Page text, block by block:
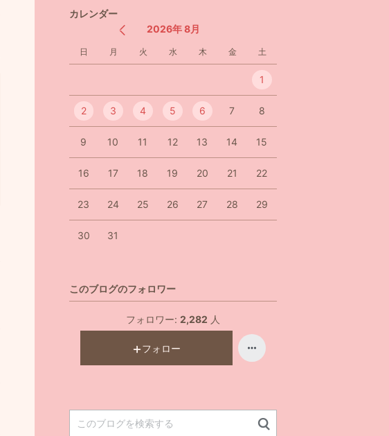
カレンダー
2026年 8月
日 月 火 水 木 金 土
1
2 3 4 5 6 7 8
9 10 11 12 13 14 15
16 17 18 19 20 21 22
23 24 25 26 27 28 29
30 31
このブログのフォロワー
フォロワー: 2,282 人
フォロー